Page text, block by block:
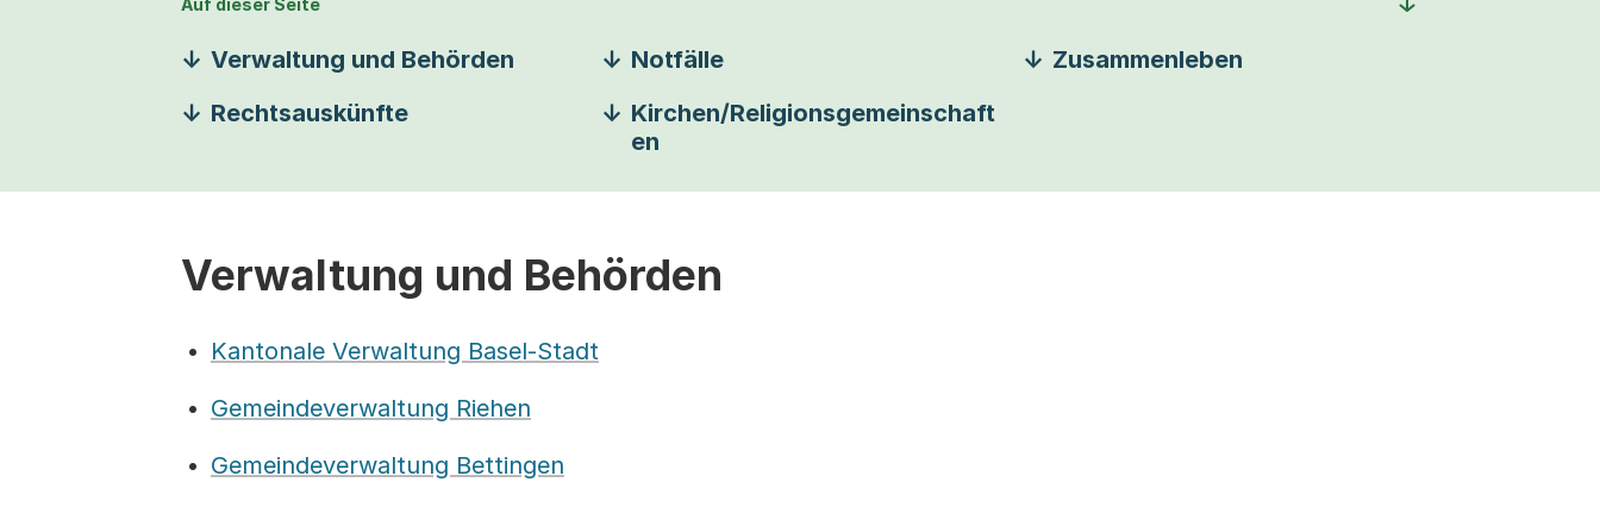
Auf dieser Seite
Verwaltung und Behörden Notfälle
Zusammenleben
Rechtsauskünfte
Kirchen/Religionsgemeinschaft
en
Verwaltung und Behörden
Kantonale Verwaltung Basel-Stadt
Gemeindeverwaltung Riehen
Gemeindeverwaltung Bettingen